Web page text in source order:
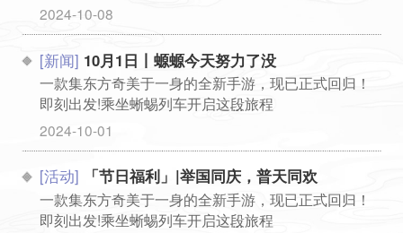
2024-10-08
[新闻] 10月1日丨螈螈今天努力了没
一款集东方奇美于一身的全新手游，现已正式回归！
即刻出发!乘坐蜥蜴列车开启这段旅程
...
2024-10-01
[活动] 「节日福利」|举国同庆，普天同欢
一款集东方奇美于一身的全新手游，现已正式回归！
即刻出发!乘坐蜥蜴列车开启这段旅程
...